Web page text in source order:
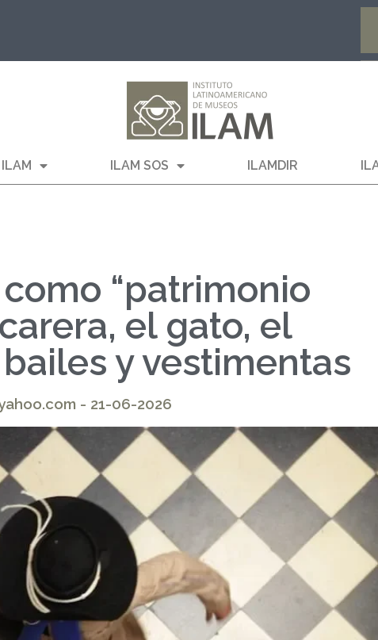
ILAM SOS ILAMDIR
“patrimonio
el gato, el
y vestimentas
- 21-06-2026